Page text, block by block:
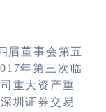
届董事会第五
年第三次临
重大资产重
圳证券交易